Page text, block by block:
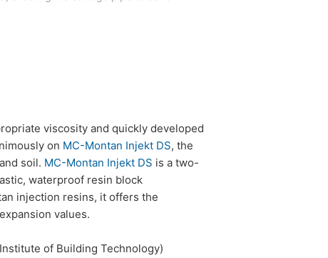
viscosity and quickly developed
on MC-Montan Injekt DS, the
soil. MC-Montan Injekt DS is a two-
waterproof resin block
injection resins, it offers the
values.
of Building Technology)